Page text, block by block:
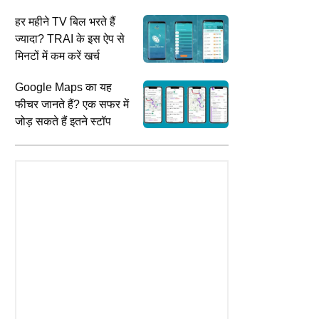
हर महीने TV बिल भरते हैं
ज्यादा? TRAI के इस ऐप से
मिनटों में कम करें खर्च
Google Maps का यह
फीचर जानते हैं? एक सफर में
जोड़ सकते हैं इतने स्टॉप